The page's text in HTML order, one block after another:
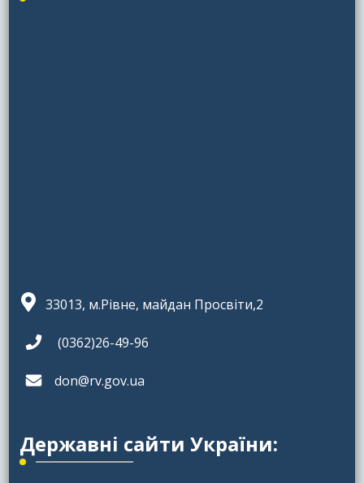
33013, м.Рівне, майдан Просвіти,2
(0362)26-49-96
don@rv.gov.ua
Державні сайти України: